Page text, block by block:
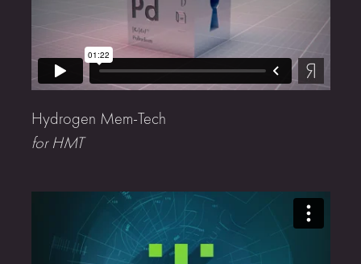
Hydrogen Mem-Tech
for HMT